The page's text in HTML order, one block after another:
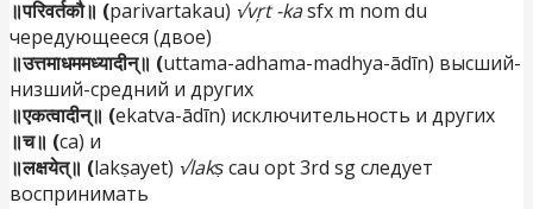
॥परिवर्तकौ॥ (parivartakau) √vŗt -kasfx m nom du
чередующееся (двое)
॥उत्तमाधममध्यादीन्॥ (uttama-adhama-madhya-ādīn) высший-
низший-средний и других
॥एकत्वादीन्॥ (ekatva-ādīn) исключительность и других
॥च॥ (ca) и
॥लक्षयेत्॥ (lakṣayet) √lakṣcau opt 3rd sg следует
воспринимать